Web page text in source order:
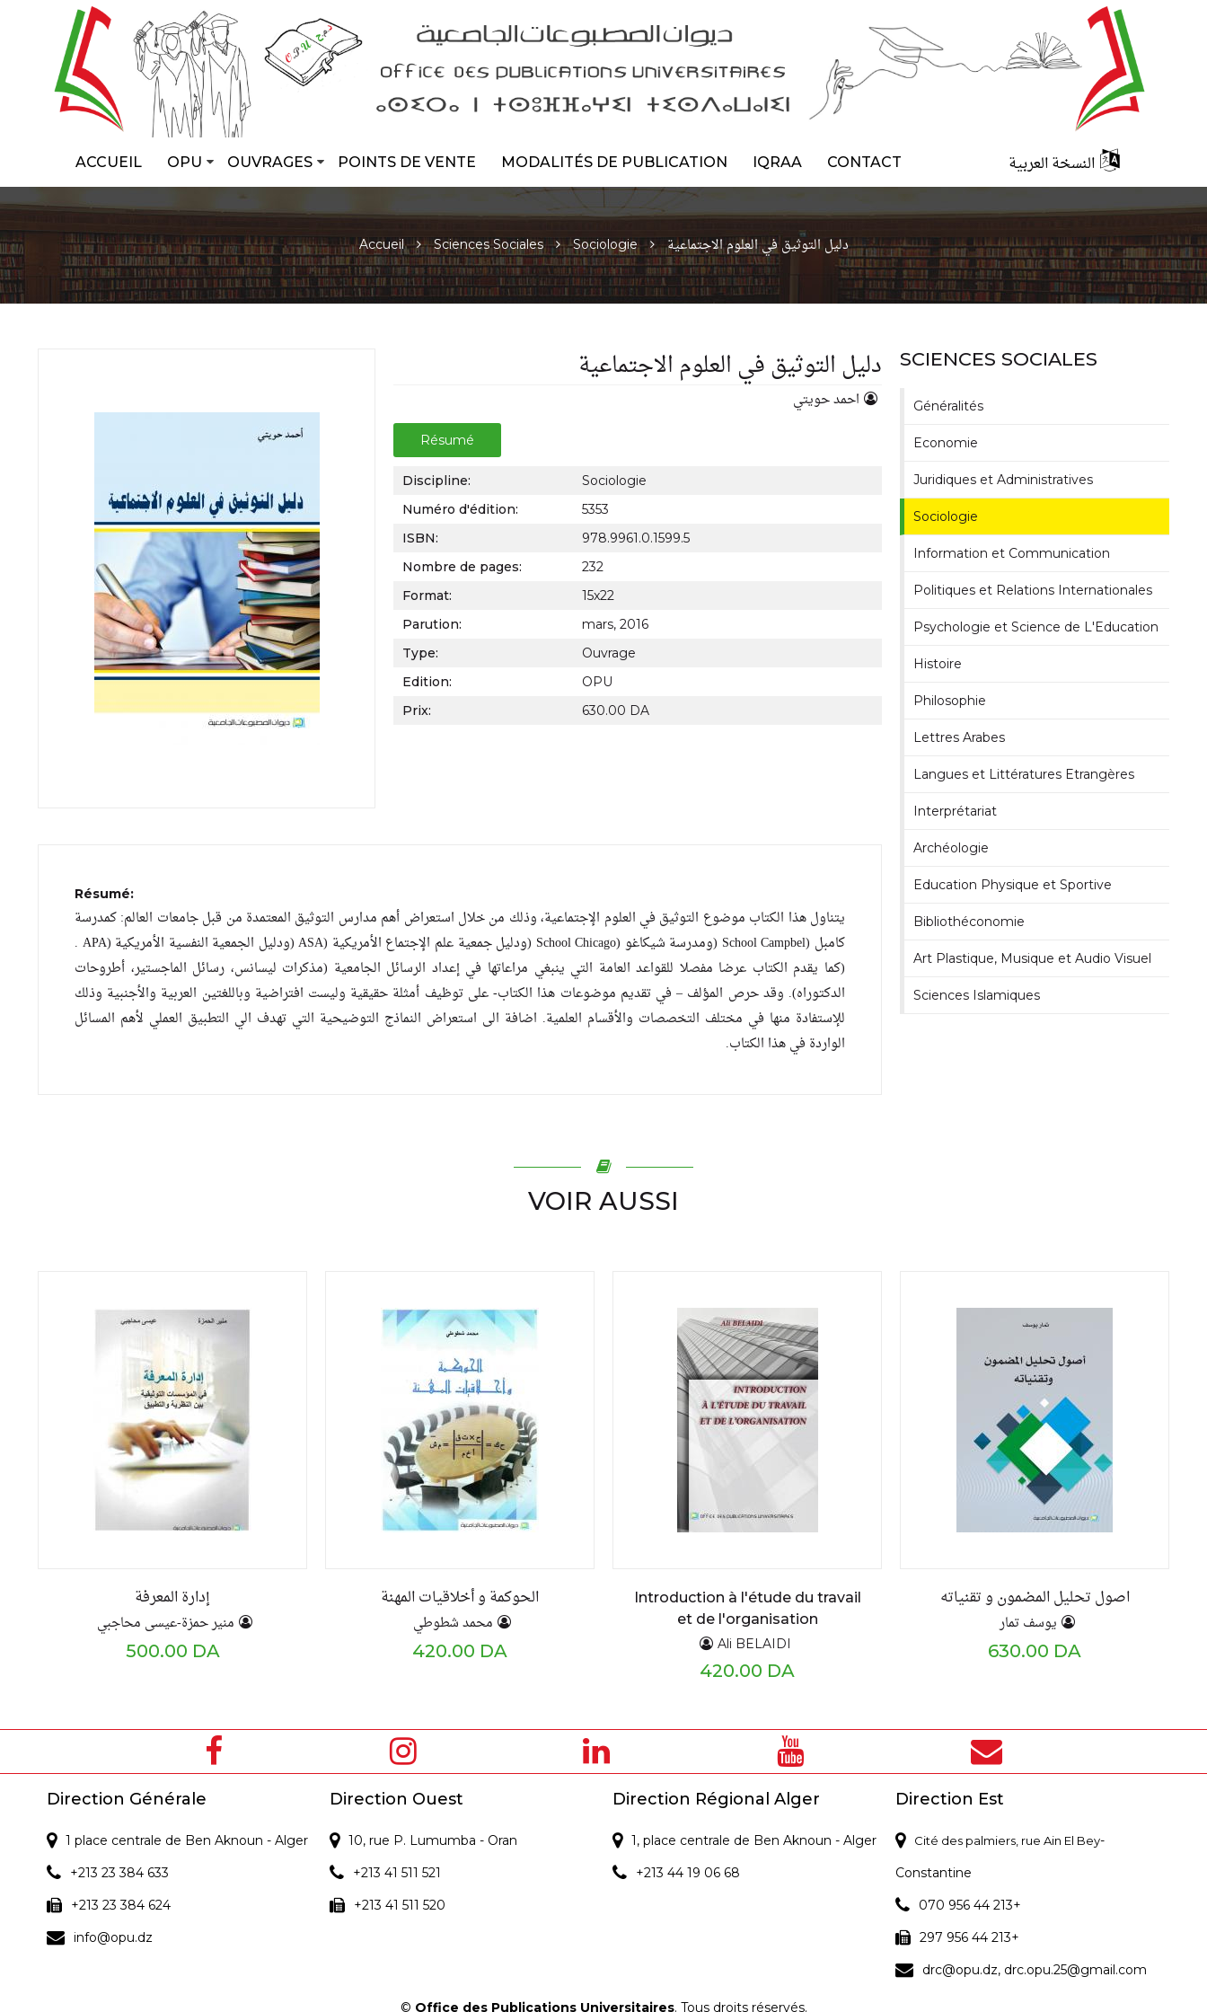
ACCUEIL OPU OUVRAGES POINTS DE VENTE MODALITÉS DE PUBLICATION IQRAA CONTACT النسخة العربية
Accueil Sciences Sociales Sociologie دليل التوثيق في العلوم الاجتماعية
دليل التوثيق في العلوم الاجتماعية
احمد حويتي
Résumé
Discipline:
Sociologie
Numéro d'édition:
5353
ISBN:
978.9961.0.1599.5
Nombre de pages:
232
Format:
15x22
Parution:
mars, 2016
Type:
Ouvrage
Edition:
OPU
Prix:
630.00 DA
Résumé:
يتناول هذا الكتاب موضوع التوثيق في العلوم الإجتماعية، وذلك من خلال استعراض أهم مدارس التوثيق المعتمدة من قبل جامعات العالم: كمدرسة
كامبل (School Campbel (ومدرسة شيكاغو (School Chicago (ودليل جمعية علم الإجتماع الأمريكية (ASA (ودليل الجمعية النفسية الأمريكية (APA .
(كما يقدم الكتاب عرضا مفصلا للقواعد العامة التي ينبغي مراعاتها في إعداد الرسائل الجامعية (مذكرات ليسانس، رسائل الماجستير، أطروحات
الدكتوراه). وقد حرص المؤلف – في تقديم موضوعات هذا الكتاب- على توظيف أمثلة حقيقية وليست افتراضية وباللغتين العربية والأجنبية وذلك
للإستفادة منها في مختلف التخصصات والأقسام العلمية. اضافة الى استعراض النماذج التوضيحية التي تهدف الي التطبيق العملي لأهم المسائل
الواردة في هذا الكتاب.
SCIENCES SOCIALES
Généralités
Economie
Juridiques et Administratives
Sociologie
Information et Communication
Politiques et Relations Internationales
Psychologie et Science de L'Education
Histoire
Philosophie
Lettres Arabes
Langues et Littératures Etrangères
Interprétariat
Archéologie
Education Physique et Sportive
Bibliothéconomie
Art Plastique, Musique et Audio Visuel
Sciences Islamiques
VOIR AUSSI
إدارة المعرفة
منير حمزة-عيسى محاجبي
500.00 DA
الحوكمة و أخلاقيات المهنة
محمد شطوطي
420.00 DA
Introduction à l'étude du travail
et de l'organisation
Ali BELAIDI
420.00 DA
اصول تحليل المضمون و تقنياته
يوسف تمار
630.00 DA
Direction Générale
1 place centrale de Ben Aknoun - Alger
+213 23 384 633
+213 23 384 624
info@opu.dz
Direction Ouest
10, rue P. Lumumba - Oran
+213 41 511 521
+213 41 511 520
Direction Régional Alger
1, place centrale de Ben Aknoun - Alger
+213 44 19 06 68
Direction Est
Cité des palmiers, rue Ain El Bey-
Constantine
070 956 44 213+
297 956 44 213+
drc@opu.dz, drc.opu.25@gmail.com
© Office des Publications Universitaires. Tous droits réservés.